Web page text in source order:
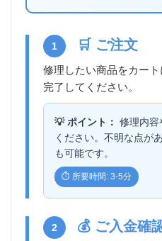
1 🛒 ご注文
修理したい商品をカー
完了してください。
💡 ポイント： 修理内容
ください。不明な点が
も可能です。
⏱️ 所要時間: 3-5分
2 💰 ご入金確